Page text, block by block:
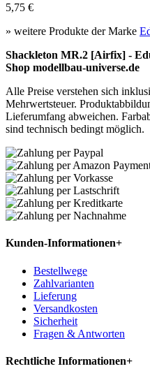
5,75 €
» weitere Produkte der Marke
Shackleton MR.2 [Airfix] -
Shop modellbau-universe.de
Alle Preise verstehen sich
Mehrwertsteuer.
Lieferumfang abweichen.
sind technisch bedingt möglich.
Kunden-Informationen+
Bestellwege
Zahlvarianten
Lieferung
Versandkosten
Sicherheit
Fragen & Antworten
Rechtliche Informationen+